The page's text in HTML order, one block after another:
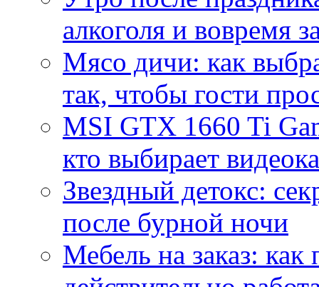
алкоголя и вовремя
Мясо дичи: как
так, чтобы гости
MSI GTX 1660 Ti
кто выбирает
Звездный детокс:
после бурной ночи
Мебель на заказ: